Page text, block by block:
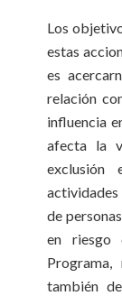
Los
estas
es
relación
influencia
afecta la
actividades
de
en riesgo
también